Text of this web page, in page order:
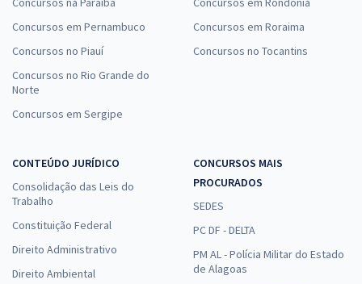
Concursos em Pernambuco
Concursos no Piauí
Concursos no Rio Grande do
Norte
Concursos em Sergipe
Concursos em Roraima
Concursos no Tocantins
CONTEÚDO JURÍDICO
Consolidação das Leis do
Trabalho
Constituição Federal
Direito Administrativo
Direito Ambiental
CONCURSOS MAIS
PROCURADOS
SEDES
PC DF - DELTA
PM AL - Polícia Militar do Estado
de Alagoas